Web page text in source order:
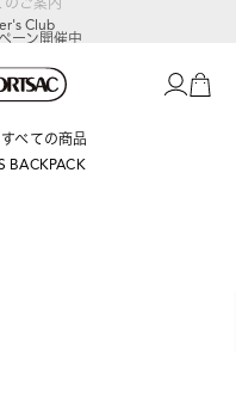
Club
ーン開催中
すべての商品
BACKPACK